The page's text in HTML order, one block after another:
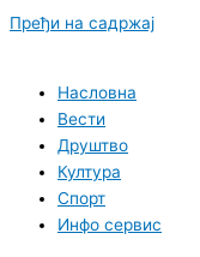
Пређи на садржај
Насловна
Вести
Друштво
Култура
Спорт
Инфо сервис